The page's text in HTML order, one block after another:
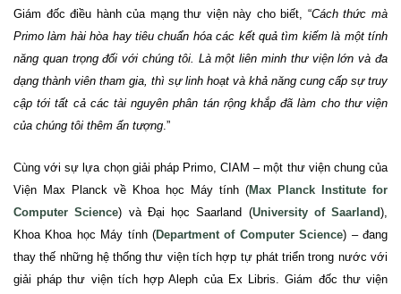
Giám đốc điều hành của mạngthư viện này cho biết, “Cách thức mà
Primo làm hài hòa hay tiêu chuẩn hóa các kết quả tìm kiếm là một tính
năng quan trọng đối với chúng tôi. Là một liên minh thư viện lớn và đa
dạng thành viên tham gia, thì sự linh hoạt và khả năng cung cấp sự truy
cập tới tất cả các tài nguyên phân tán rộng khắp đã làm cho thư viện
của chúng tôi thêm ấn tượng.”
Cùng với sự lựa chọn giải pháp Primo, CIAM – một thư viện chung của
Viện Max Planck về Khoa học Máy tính (Max Planck Institute for
Computer Science) và Đại học Saarland (University of Saarland),
Khoa Khoa học Máy tính (Department of Computer Science) – đang
thay thế những hệ thống thư viện tích hợp tự phát triển trong nước với
giải pháp thư viện tích hợp Aleph của Ex Libris. Giám đốc thư viện